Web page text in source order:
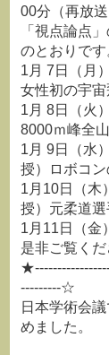
00分（再放送
「視点論点
のとおりです
1月 7日（月
女性初の宇宙
1月 8日（火
8000ｍ峰全
1月 9日（水
授）ロボコ
1月10日（木
授）元柔道選
1月11日（金
是非ご覧くだ
---------☆
日本学術会
めました。
アカウ